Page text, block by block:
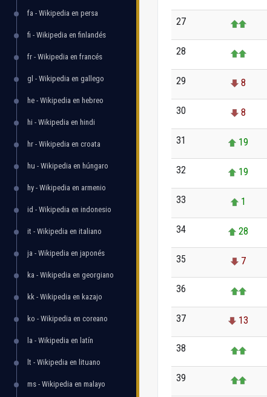
fa - Wikipedia en persa
fi - Wikipedia en finlandés
fr - Wikipedia en francés
gl - Wikipedia en gallego
he - Wikipedia en hebreo
hi - Wikipedia en hindi
hr - Wikipedia en croata
hu - Wikipedia en húngaro
hy - Wikipedia en armenio
id - Wikipedia en indonesio
it - Wikipedia en italiano
ja - Wikipedia en japonés
ka - Wikipedia en georgiano
kk - Wikipedia en kazajo
ko - Wikipedia en coreano
la - Wikipedia en latín
lt - Wikipedia en lituano
ms - Wikipedia en malayo
27
28
29 8
30 8
31 19
32 19
33 1
34 28
35 7
36
37 13
38
39